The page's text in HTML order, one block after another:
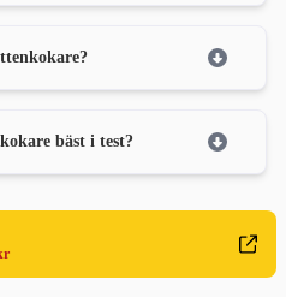
bäst i test?
tester av köksmaskiner